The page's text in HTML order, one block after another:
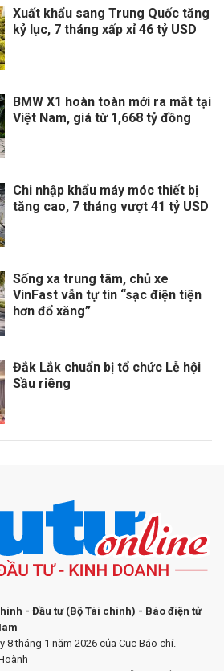
Xuất khẩu sang Trung Quốc tăng
kỷ lục, 7 tháng xấp xỉ 46 tỷ USD
BMW X1 hoàn toàn mới ra mắt tại
Việt Nam, giá từ 1,668 tỷ đồng
Chi nhập khẩu máy móc thiết bị
tăng cao, 7 tháng vượt 41 tỷ USD
Sống xa trung tâm, chủ xe
VinFast vẫn tự tin “sạc điện tiện
hơn đổ xăng”
Đắk Lắk chuẩn bị tổ chức Lễ hội
Sầu riêng
- Đầu tư (Bộ Tài chính) - Báo điện tử
8 tháng 1 năm 2026 của Cục Báo chí.